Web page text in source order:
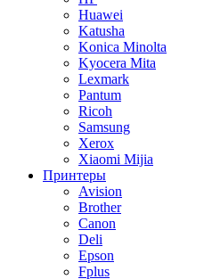
Huawei
Katusha
Konica Minolta
Kyocera Mita
Lexmark
Pantum
Ricoh
Samsung
Xerox
Xiaomi Mijia
Принтеры
Avision
Brother
Canon
Deli
Epson
Fplus